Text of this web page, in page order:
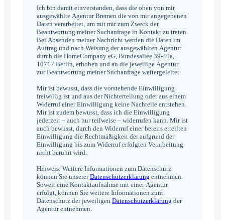
Ich bin damit einverstanden, dass die oben von mir
ausgewählte Agentur Bremen die von mir angegebenen
Daten verarbeitet, um mit mir zum Zweck der
Beantwortung meiner Suchanfrage in Kontakt zu treten.
Bei Absenden meiner Nachricht werden die Daten im
Auftrag und nach Weisung der ausgewählten Agentur
durch die HomeCompany eG, Bundesallee 39-40a,
10717 Berlin, erhoben und an die jeweilige Agentur
zur Beantwortung meiner Suchanfrage weitergeleitet.
Mir ist bewusst, dass die vorstehende Einwilligung
freiwillig ist und aus der Nichterteilung oder aus einem
Widerruf einer Einwilligung keine Nachteile entstehen.
Mir ist zudem bewusst, dass ich die Einwilligung
jederzeit – auch nur teilweise – widerrufen kann. Mir ist
auch bewusst, durch den Widerruf einer bereits erteilten
Einwilligung die Rechtmäßigkeit der aufgrund der
Einwilligung bis zum Widerruf erfolgten Verarbeitung
nicht berührt wird.
Hinweis: Weitere Informationen zum Datenschutz
können Sie unsererDatenschutzerklärung entnehmen.
Soweit eine Kontaktaufnahme mit einer Agentur
erfolgt, können Sie weitere Informationen zum
Datenschutz der jeweiligen Datenschutzerklärung der
Agentur entnehmen.